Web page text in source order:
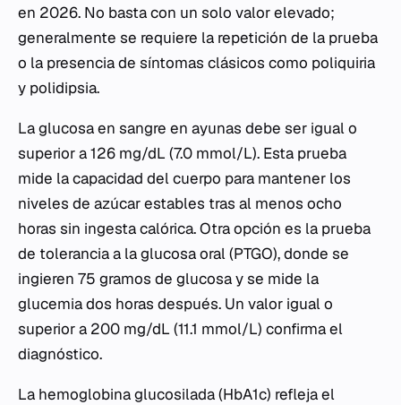
en 2026. No basta con un solo valor elevado;
generalmente se requiere la repetición de la prueba
o la presencia de síntomas clásicos como poliquiria
y polidipsia.
La glucosa en sangre en ayunas debe ser igual o
superior a 126 mg/dL (7.0 mmol/L). Esta prueba
mide la capacidad del cuerpo para mantener los
niveles de azúcar estables tras al menos ocho
horas sin ingesta calórica. Otra opción es la prueba
de tolerancia a la glucosa oral (PTGO), donde se
ingieren 75 gramos de glucosa y se mide la
glucemia dos horas después. Un valor igual o
superior a 200 mg/dL (11.1 mmol/L) confirma el
diagnóstico.
La hemoglobina glucosilada (HbA1c) refleja el